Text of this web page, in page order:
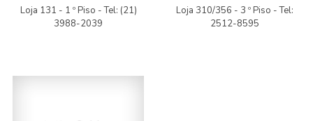
Loja 131 - 1 º Piso - Tel: (21)
3988-2039
Loja 310/356 - 3 º Piso - Tel:
2512-8595